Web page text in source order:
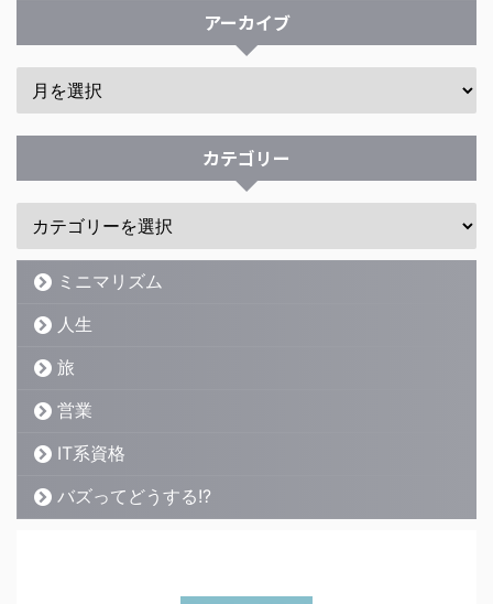
アーカイブ
カテゴリー
ミニマリズム
人生
旅
営業
IT系資格
バズってどうする!?